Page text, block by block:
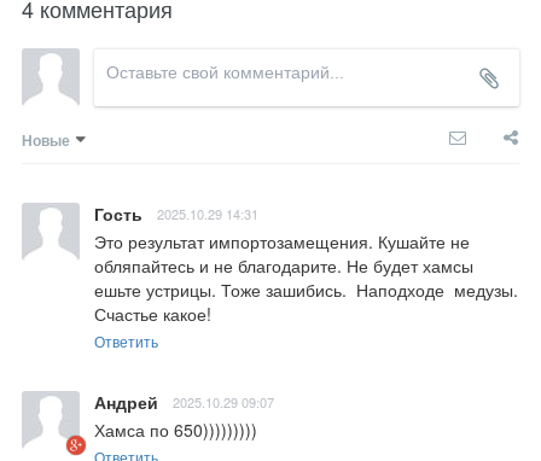
4 комментария
Новые
Гость 2025.10.29 14:31
Это результат импортозамещения. Кушайте не
обляпайтесь и не благодарите. Не будет хамсы
ешьте устрицы. Тоже зашибись.  Наподходе  медузы.
Счастье какое!
Ответить
Андрей 2025.10.29 09:07
Хамса по 650)))))))))
Ответить